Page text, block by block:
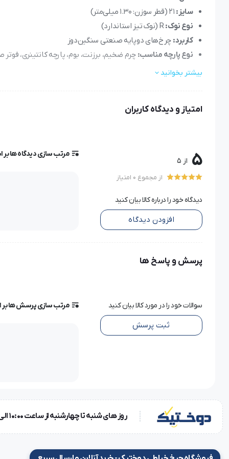
سایز:
نوع نوک:R (نوک تیز استاندارد)
کاربرد: چرخ‌های دوپایه صنعتی سنگین‌دوز
نوع پارچه مناسب:چرم ضخیم، برزنت، بوم، پارچه کانتینری،
در پروژه‌های صنعتی سنگین، جایی که پارچه‌های چندلایه، چرم،
آلمانی
به‌شمار می‌رود و در بسیاری از
سوزن‌هایTVx3از جمله سوزن‌های صنعتی دوپایه هستند که
میلی‌متر، مناسب دوخت پارچه‌هایی مانند چرم صنعتی ضخیم،
بدنه مقاوم در برابر شکستگی و انحراف
مناسب برای چرخ‌های صنعتی دوپایه و راسته‌دوز سنگین
نفوذ دقیق و آسان در چندین لایه پارچه ضخیم
مشخصات فنی سوزن TVx3 سایز 21 گروز
بیشتر بخوانید
امتیاز و دیدگاه کاربران
5 از 5
از مجموع 0 امتیاز
دیدگاه خود را درباره کالا بیان کنید
افزودن دیدگاه
مرتب سازی دیدگاه ها
پرسش و پاسخ ها
سوالات خود را در مورد کالا بیان کنید
ثبت پرسش
مرتب سازی پرسش ها
روز های شنبه تا چهارشنبه از ساعت 10:00 الی 18:00 و روز پنجشنبه ساعت 10:00 الی 15:00